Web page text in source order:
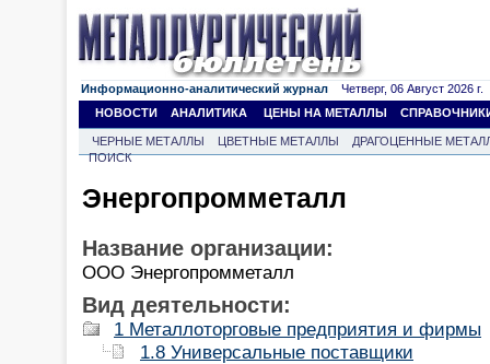
Информационно-аналитический журнал Четверг, 06 Август 2026 г.
НОВОСТИ
АНАЛИТИКА ЦЕНЫ НА МЕТАЛЛЫ
ЧЕРНЫЕ МЕТАЛЛЫ ЦВЕТНЫЕ МЕТАЛЛЫ
ДРАГОЦЕННЫЕ
ПОИСК
Энергопромметалл
Название организации:
ООО Энергопромметалл
Вид деятельности:
1 Металлоторговые предприятия и фирмы
1.8 Универсальные поставщики